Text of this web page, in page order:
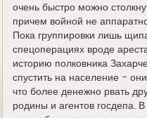
очень быстро можно
причем войной не
Пока группировки лишь
спецоперациях вроде
историю полковника
спустить на население -
что более денежно рвать
родины и агентов госдепа.